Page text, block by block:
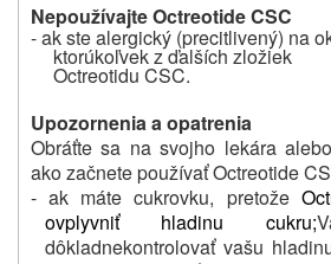
Nepoužívajte Octreotide CSC
-ak ste alergický (precitlivený) na
ktorúkoľvek z ďalších zložiek
Octreotidu CSC.
Upozornenia a opatrenia
Obráťte sa na svojho lekára
ako začnete používať Octreotide
- ak máte cukrovku, pretože
ovplyvniť hladinu cukru;
dôkladnekontrolovať vašu